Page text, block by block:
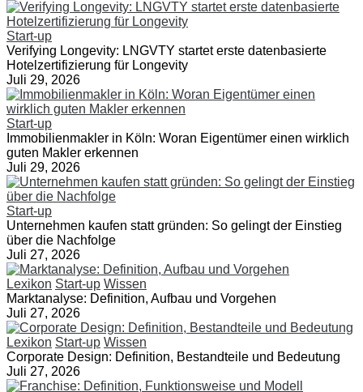
Start-up
Verifying Longevity: LNGVTY startet erste datenbasierte
Hotelzertifizierung für Longevity
Juli 29, 2026
Start-up
Immobilienmakler in Köln: Woran Eigentümer einen wirklich
guten Makler erkennen
Juli 29, 2026
Start-up
Unternehmen kaufen statt gründen: So gelingt der Einstieg
über die Nachfolge
Juli 27, 2026
Lexikon Start-up Wissen
Marktanalyse: Definition, Aufbau und Vorgehen
Juli 27, 2026
Lexikon Start-up Wissen
Corporate Design: Definition, Bestandteile und Bedeutung
Juli 27, 2026